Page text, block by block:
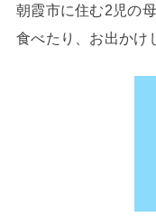
朝霞市に住む2児の
食べたり、お出かけ